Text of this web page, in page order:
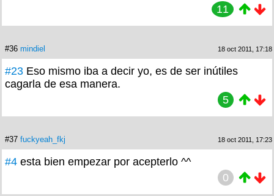
11
#36 mindiel 18 oct 2011, 17:18
#23 Eso mismo iba a decir yo, es de ser inútiles
cagarla de esa manera.
5
#37 fuckyeah_fkj 18 oct 2011, 17:23
#4 esta bien empezar por acepterlo ^^
0